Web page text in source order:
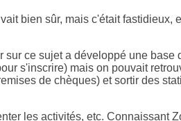
bien sûr, mais c'était fastidieux,
ce sujet a développé une base
s'inscrire) mais on pouvait
de chèques) et sortir des
les activités, etc. Connaissant